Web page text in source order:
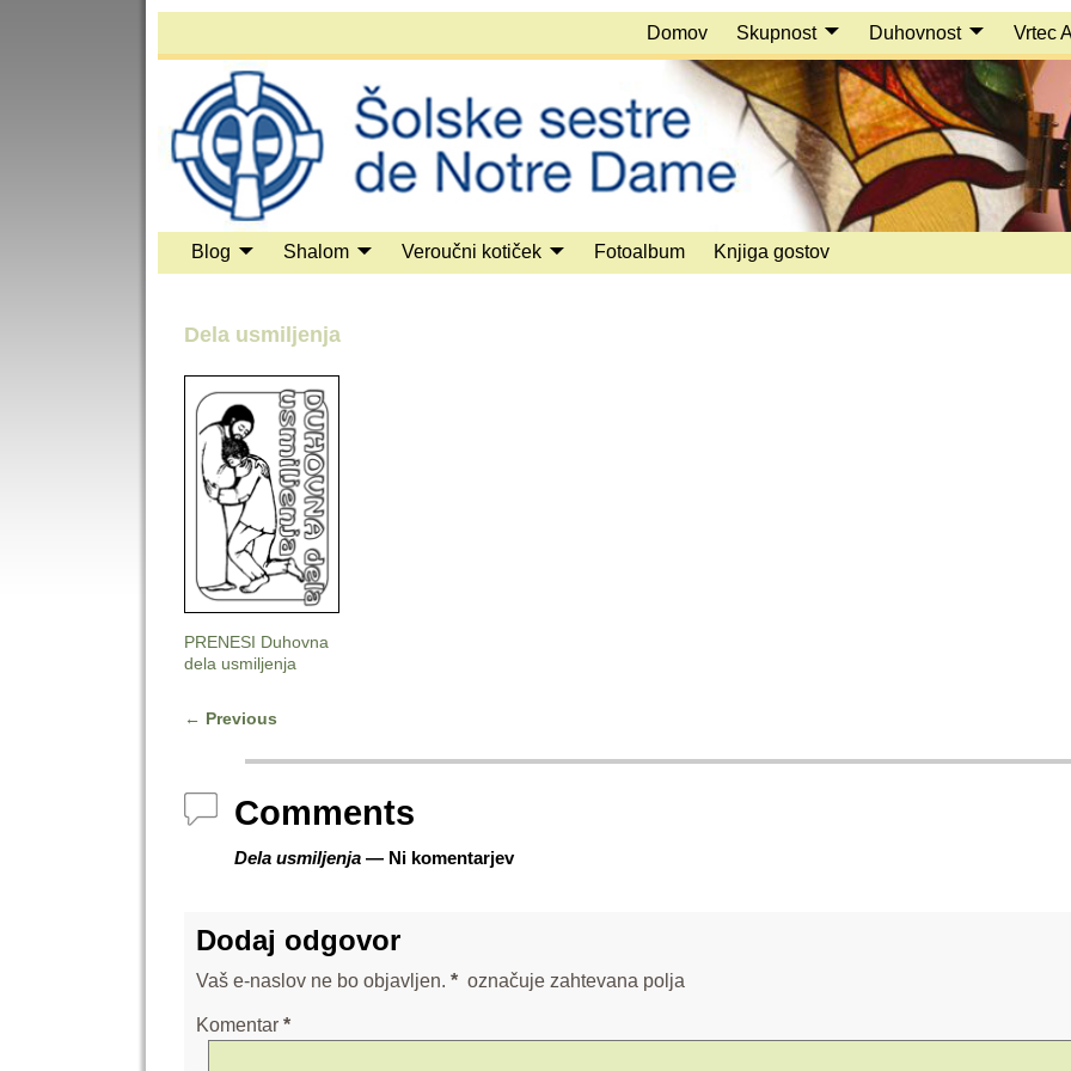
Domov Skupnost Duhovnost Vrtec
Blog Shalom Veroučni kotiček Fotoalbum Knjiga gostov
Dela usmiljenja
PRENESI Duhovna
dela usmiljenja
← Previous
Comments
Dela usmiljenja— Ni komentarjev
Dodaj odgovor
Vaš e-naslov ne bo objavljen. * označuje zahtevana polja
Komentar *